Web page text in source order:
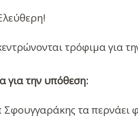
τρόφιμα για
για την υπόθεση:
τα περνάει